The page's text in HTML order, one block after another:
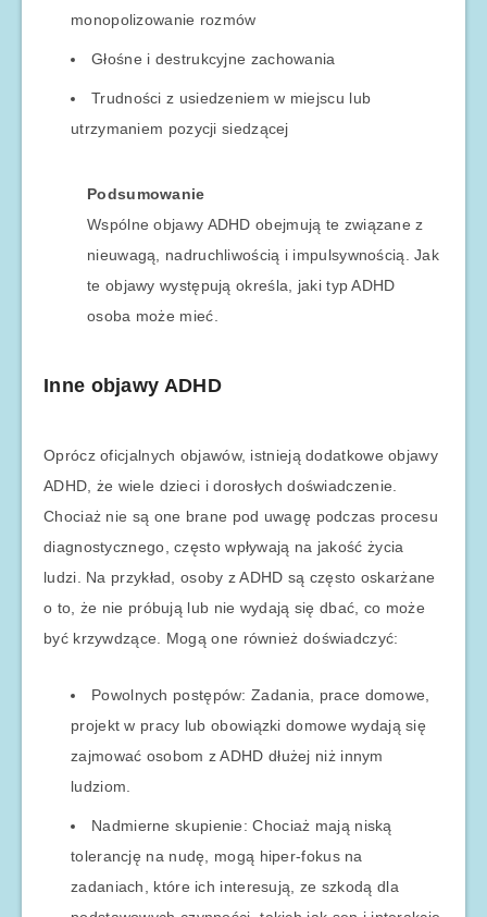
monopolizowanie rozmów
Głośne i destrukcyjne zachowania
Trudności z usiedzeniem w miejscu lub
utrzymaniem pozycji siedzącej
Podsumowanie
Wspólne objawy ADHD obejmują te związane z
nieuwagą, nadruchliwością i impulsywnością. Jak
te objawy występują określa, jaki typ ADHD
osoba może mieć.
Inne objawy ADHD
Oprócz oficjalnych objawów, istnieją dodatkowe objawy
ADHD, że wiele dzieci i dorosłych doświadczenie.
Chociaż nie są one brane pod uwagę podczas procesu
diagnostycznego, często wpływają na jakość życia
ludzi. Na przykład, osoby z ADHD są często oskarżane
o to, że nie próbują lub nie wydają się dbać, co może
być krzywdzące. Mogą one również doświadczyć:
Powolnych postępów: Zadania, prace domowe,
projekt w pracy lub obowiązki domowe wydają się
zajmować osobom z ADHD dłużej niż innym
ludziom.
Nadmierne skupienie: Chociaż mają niską
tolerancję na nudę, mogą hiper-fokus na
zadaniach, które ich interesują, ze szkodą dla